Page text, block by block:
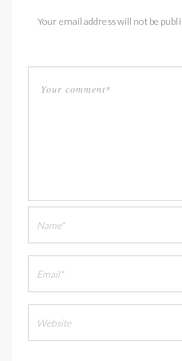
Your email address will not be